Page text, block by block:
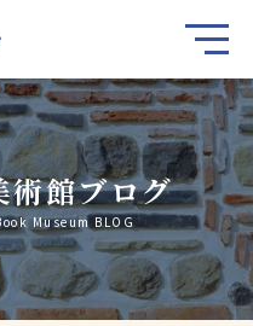
術館ブログ
Museum BLOG